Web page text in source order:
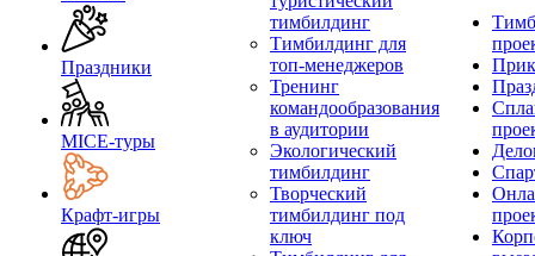
Праздники
MICE‑туры
Крафт-игры
тимбилдинг
Тимбилдинг для
топ-менеджеров
Тренинг
командообразования
в аудитории
Экологический
тимбилдинг
Творческий
тимбилдинг под
ключ